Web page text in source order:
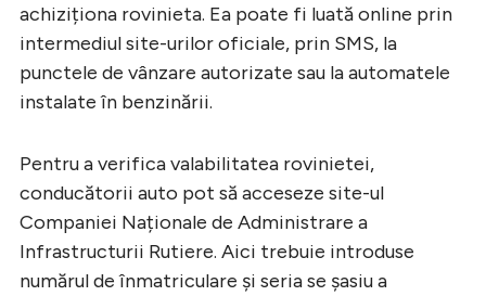
achiziționa rovinieta. Ea poate fi luată online prin
intermediul site-urilor oficiale, prin SMS, la
punctele de vânzare autorizate sau la automatele
instalate în benzinării.
Pentru a verifica valabilitatea rovinietei,
conducătorii auto pot să acceseze site-ul
Companiei Naționale de Administrare a
Infrastructurii Rutiere. Aici trebuie introduse
numărul de înmatriculare și seria se șasiu a